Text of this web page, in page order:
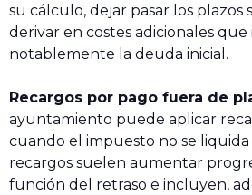
su cálculo, dejar pasar los plazos
derivar en costes adicionales
notablemente la deuda inicial.
Recargos por pago fuera de
ayuntamiento puede aplicar
cuando el impuesto no se liquida
recargos suelen aumentar
función del retraso e incluyen,